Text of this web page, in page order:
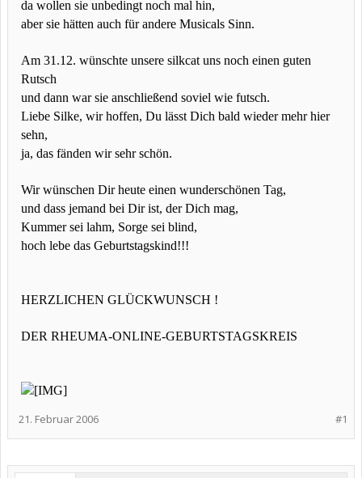
da wollen sie unbedingt noch mal hin,
aber sie hätten auch für andere Musicals Sinn.
Am 31.12. wünschte unsere silkcat uns noch einen guten
Rutsch
und dann war sie anschließend soviel wie futsch.
Liebe Silke, wir hoffen, Du lässt Dich bald wieder mehr hier
sehn,
ja, das fänden wir sehr schön.
Wir wünschen Dir heute einen wunderschönen Tag,
und dass jemand bei Dir ist, der Dich mag,
Kummer sei lahm, Sorge sei blind,
hoch lebe das Geburtstagskind!!!
HERZLICHEN GLÜCKWUNSCH !
DER RHEUMA-ONLINE-GEBURTSTAGSKREIS
#1
21. Februar 2006